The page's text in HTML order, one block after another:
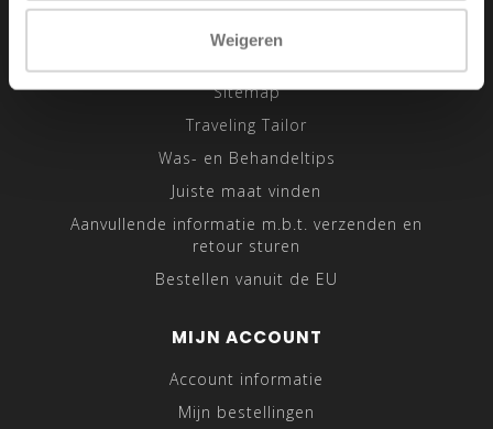
Weigeren
Sitemap
Traveling Tailor
Was- en Behandeltips
Juiste maat vinden
Aanvullende informatie m.b.t. verzenden en
retour sturen
Bestellen vanuit de EU
MIJN ACCOUNT
Account informatie
Mijn bestellingen